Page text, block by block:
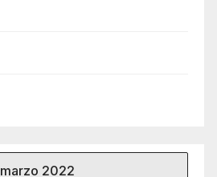
marzo 2022